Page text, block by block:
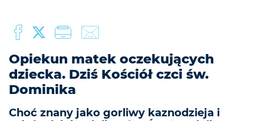
Opiekun matek oczekujących
dziecka. Dziś Kościół czci św.
Dominika
Choć znany jako gorliwy kaznodzieja i